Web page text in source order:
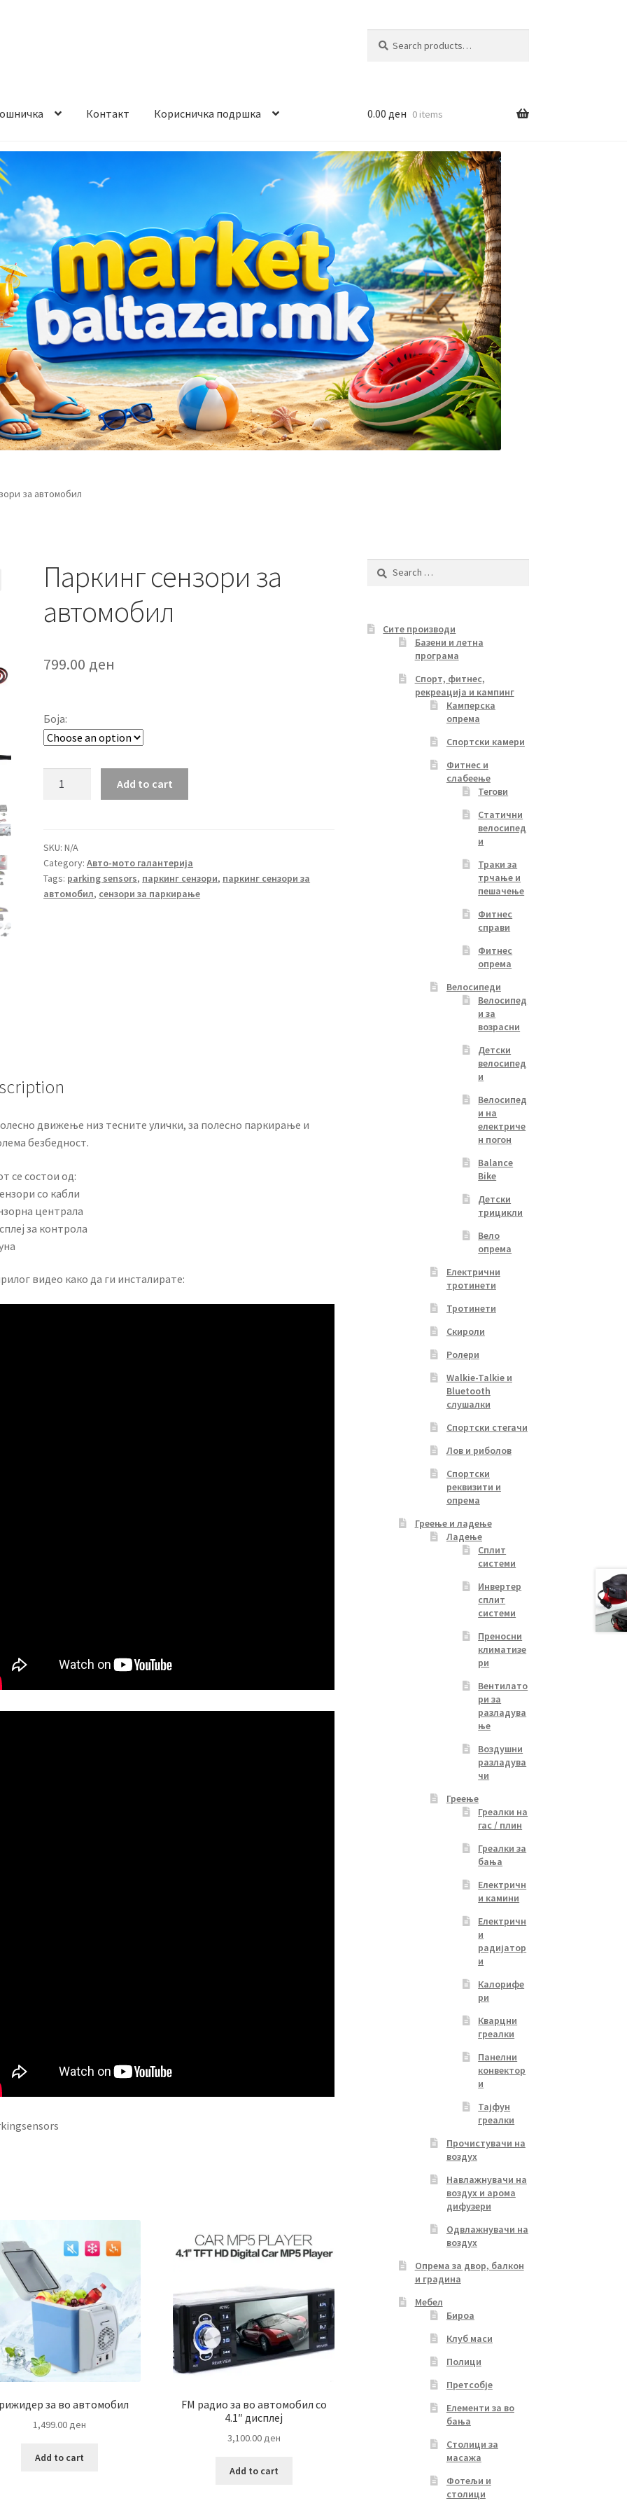
for:
Контакт Корисничка подршка
и начин на плаќање
на производ Услови за користење
0.00 ден 0 items
за автомобил
Паркинг сензори за
автомобил
799.00 ден
Боја:
quantity
Add to cart
SKU:N/A
Category:Авто-мото галантерија
Tags: parking sensors, паркинг сензори, паркинг сензори за
автомобил, сензори за паркирање
движење низ тесните улички, за полесно паркирање и
безбедност.
се состои од:
со кабли
централа
за контрола
видео како да ги инсталирате:
за во автомобил
1,499.00ден
Add to cart
FM радио за во автомобил со
4.1″ дисплеј
3,100.00ден
Add to cart
Search
Сите производи
Базени и летна
програма
Спорт, фитнес,
рекреација и кампинг
Камперска
опрема
Спортски камери
Фитнес и
слабеење
Тегови
Статични
велосипед
и
Траки за
трчање и
пешачење
Фитнес
справи
Фитнес
опрема
Велосипеди
Велосипед
и за
возрасни
Детски
велосипед
и
Велосипед
и на
електриче
н погон
Balance
Bike
Детски
трицикли
Вело
опрема
Електрични
тротинети
Тротинети
Скироли
Ролери
Walkie-Talkie и
Bluetooth
слушалки
Спортски стегачи
Лов и риболов
Спортски
реквизити и
опрема
Греење и ладење
Ладење
Сплит
системи
Инвертер
сплит
системи
Преносни
климатизе
ри
Вентилато
ри за
разладува
ње
Воздушни
разладува
чи
Греење
Греалки на
гас / плин
Греалки за
бања
Електричн
и камини
Електричн
и
радијатор
и
Калорифе
ри
Кварцни
греалки
Панелни
конвектор
и
Тајфун
греалки
Прочистувачи на
воздух
Навлажнувачи на
воздух и арома
дифузери
Одвлажнувачи на
воздух
Опрема за двор, балкон
и градина
Мебел
Бироа
Клуб маси
Полици
Претсобје
Елементи за во
бања
Столици за
масажа
Фотељи и
столици